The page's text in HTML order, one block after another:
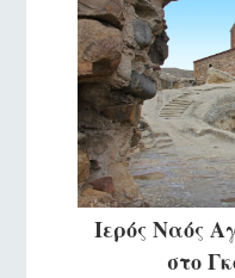
Ιερός Ναός
στο